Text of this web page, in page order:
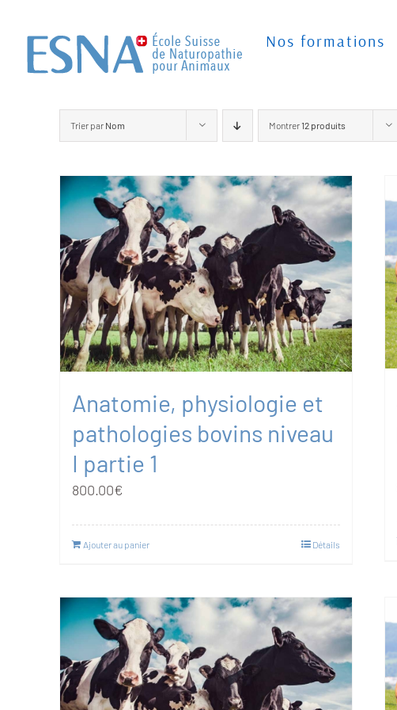
contenu
Nos formations
Trier par Nom Montrer 12 produits
Anatomie, physiologie et
pathologies bovins niveau
I partie 1
800.00€
Ajouter au panier Détails